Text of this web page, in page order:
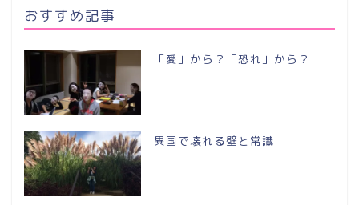
おすすめ記事
「愛」から？「恐れ」から？
異国で壊れる壁と常識